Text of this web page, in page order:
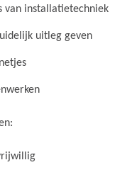
van installatietechniek
uitleg geven